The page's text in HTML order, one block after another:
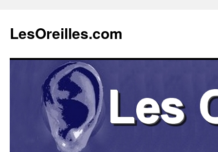
contenu
LesOreilles.com